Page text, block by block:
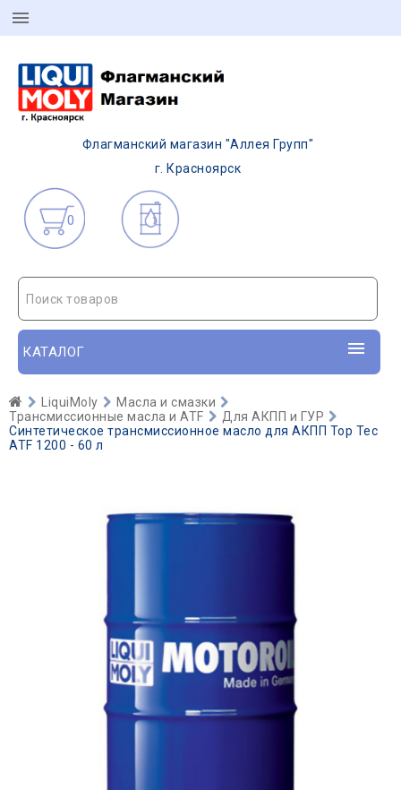
Флагманский магазин "Аллея Групп"
г. Красноярск
0
Поиск товаров
КАТАЛОГ
LiquiMoly
Масла и смазки
Трансмиссионные масла и ATF
Для АКПП и ГУР
Синтетическое трансмиссионное масло для АКПП Top Tec
ATF 1200 - 60 л